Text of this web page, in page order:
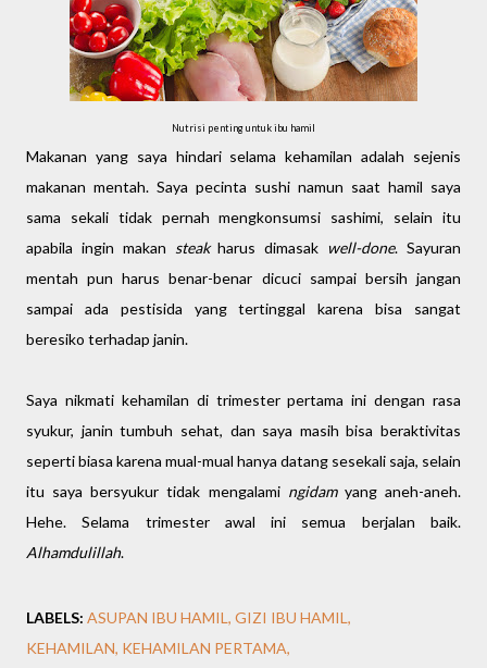
Nutrisi penting untuk ibu hamil
Makanan yang saya hindari selama kehamilan adalah sejenis
makanan mentah. Saya pecinta sushi namun saat hamil saya
sama sekali tidak pernah mengkonsumsi sashimi, selain itu
apabila ingin makan steakharus dimasak well-done. Sayuran
mentah pun harus benar-benar dicuci sampai bersih jangan
sampai ada pestisida yang tertinggal karena bisa sangat
beresiko terhadap janin.
Saya nikmati kehamilan di trimester pertama ini dengan rasa
syukur, janin tumbuh sehat, dan saya masih bisa beraktivitas
seperti biasa karena mual-mual hanya datang sesekali saja, selain
itu saya bersyukur tidak mengalami ngidam yang aneh-aneh.
Hehe. Selama trimester awal ini semua berjalan baik.
Alhamdulillah.
LABELS: ASUPAN IBU HAMIL GIZI IBU HAMIL
KEHAMILAN KEHAMILAN PERTAMA